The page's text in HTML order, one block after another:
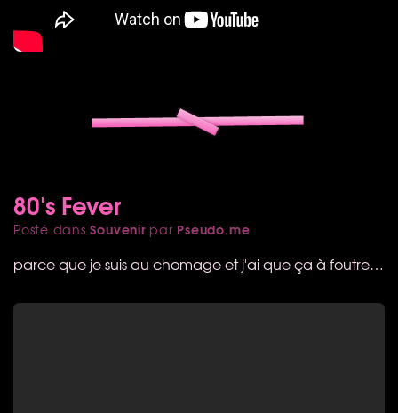
80's Fever
Posté dansSouvenirpar Pseudo.me
parce que je suis au chomage et j'ai que ça à foutre…